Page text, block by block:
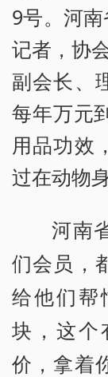
9号。河
记者，协
副会长、
每年万元
用品功效
过在动物
河南
们会员，
给他们帮
块，这个
价，拿着